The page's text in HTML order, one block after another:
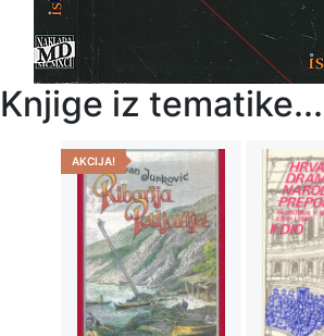
Knjige iz tematike...
AKCIJA!